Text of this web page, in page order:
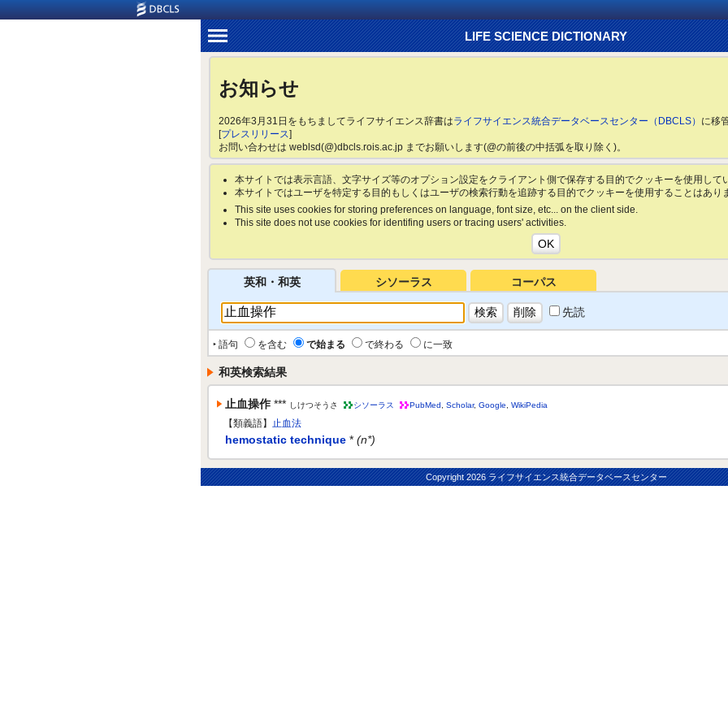
LIFE SCIENCE DICTIONARY
お知らせ
2026年3月31日をもちましてライフサイエンス辞書はライフサイエンス統合データベースセンター（DBCLS） に移
[プレスリリース]
お問い合わせは weblsd(@)dbcls.rois.ac.jp までお願いします(@の前後の中括弧を取り除く)。
本サイトでは表示言語、文字サイズ等のオプション設定をクライアント側で保存する目的でクッキーを使用して
本サイトではユーザを特定する目的もしくはユーザの検索行動を追跡する目的でクッキーを使用することはあり
This site uses cookies for storing preferences on language, font size, etc... on the client side.
This site does not use cookies for identifing users or tracing users' activities.
英和・和英 シソーラス コーパス
先読
‣ 語句 を含む で始まる で終わる
に一致
和英検索結果
止血操作 *** しけつそうさ シソーラス PubMed Scholar, Google WikiPedia
【類義語】 止血法
hemostatic technique * (n*)
Copyright2026 ライフサイエンス統合データベースセンター